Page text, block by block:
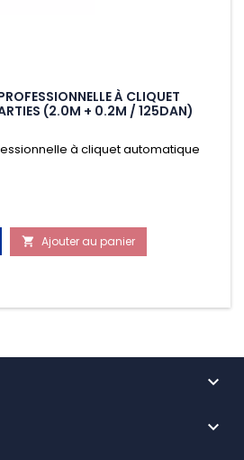
À CLIQUET
(2.0M + 0.2M / 125DAN)
à cliquet automatique
(2.0M + 0.2M / 125daN), simple et
d'arrimer et de sécuriser
le transport. Matière polyester
aux variations de températures,
 Ajouter au panier

